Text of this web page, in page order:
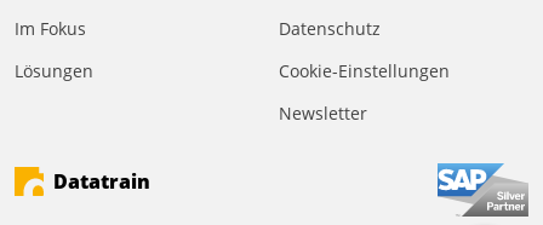
Bewerben können sich
dafür ein Team
Im Fokus
Lösungen
Datenschutz
Cookie-Einstellungen
Newsletter
Datatrain